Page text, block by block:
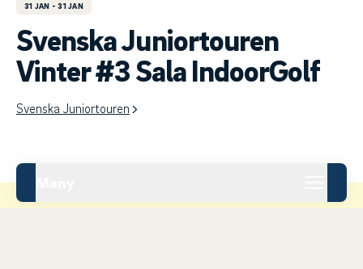
31 JAN - 31 JAN
Svenska Juniortouren
Vinter #3 Sala IndoorGolf
Svenska Juniortouren